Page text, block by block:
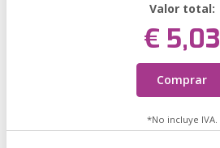
Valor total:
€ 5,03
Comprar
*No incluye IVA.